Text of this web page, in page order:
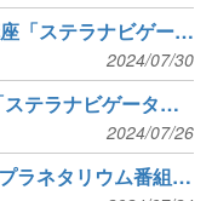
8月6日にオンライン無料講座「ステラナビゲータでペルセウス座流星群に備えよう」
2024/07/30
8月2日にYouTubeライブ「ステラナビゲータの番組エディタを使ってみよう！」
2024/07/26
季節の星や星座を楽しめるプラネタリウム番組を無料で公開